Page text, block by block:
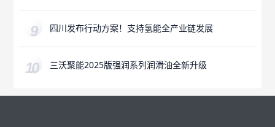
四川发布行动方案！支持氢能全产业链发展
三沃聚能2025版强润系列润滑油全新升级